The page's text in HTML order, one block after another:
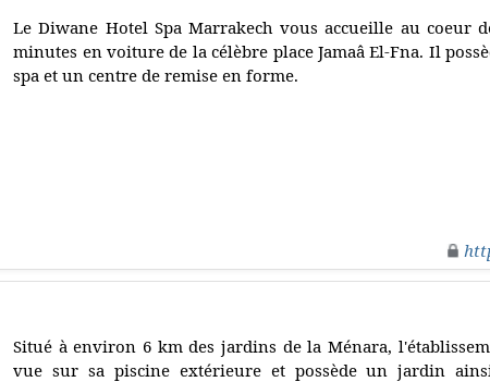
Le Diwane Hotel Spa Marrakech vous accueille au coeur
minutes en voiture de la célèbre place Jamaâ El-Fna. Il
spa et un centre de remise en forme.
Situé à environ 6 km des jardins de la Ménara,
vue sur sa piscine extérieure et possède un jardin